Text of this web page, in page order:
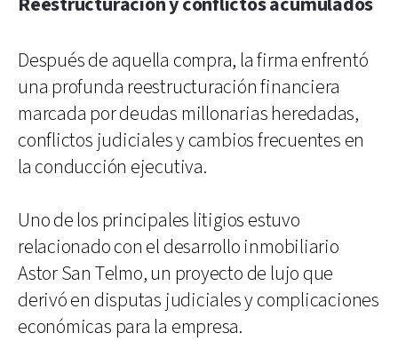
Después de aquella compra, la firma enfrentó
una profunda reestructuración financiera
marcada por deudas millonarias heredadas,
conflictos judiciales y cambios frecuentes en
la conducción ejecutiva.
Uno de los principales litigios estuvo
relacionado con el desarrollo inmobiliario
Astor San Telmo, un proyecto de lujo que
derivó en disputas judiciales y complicaciones
económicas para la empresa.